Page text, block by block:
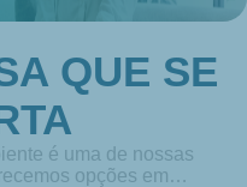
QUE SE
é uma de nossas
opções em